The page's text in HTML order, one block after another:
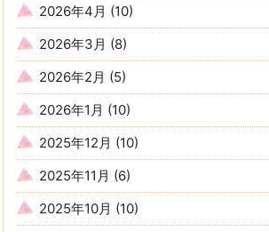
2026年4月 (10)
2026年3月 (8)
2026年2月 (5)
2026年1月 (10)
2025年12月 (10)
2025年11月 (6)
2025年10月 (10)